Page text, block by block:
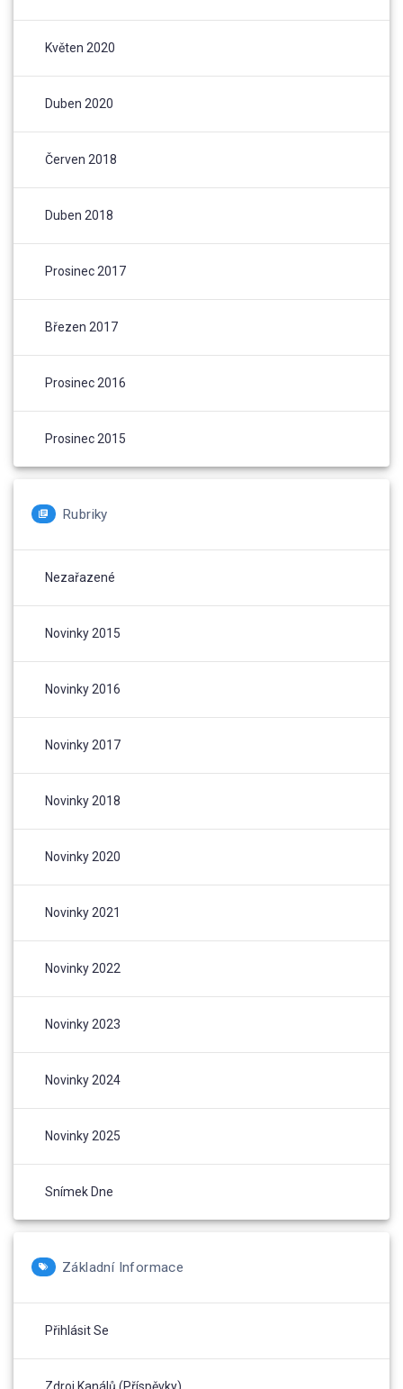
Květen 2020
Duben 2020
Červen 2018
Duben 2018
Prosinec 2017
Březen 2017
Prosinec 2016
Prosinec 2015
Rubriky
Nezařazené
Novinky 2015
Novinky 2016
Novinky 2017
Novinky 2018
Novinky 2020
Novinky 2021
Novinky 2022
Novinky 2023
Novinky 2024
Novinky 2025
Snímek Dne
Základní Informace
Přihlásit Se
Zdroj Kanálů (příspěvky)